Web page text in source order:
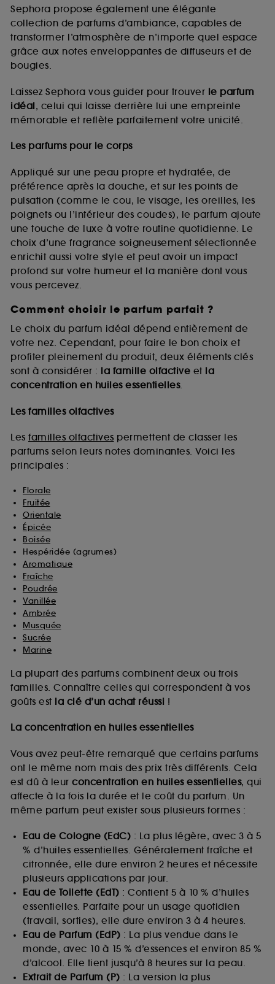
Sephora propose également une élégante
collection de parfums d’ambiance, capables de
transformer l’atmosphère de n’importe quel espace
grâce aux notes enveloppantes de diffuseurs et de
bougies.
Laissez Sephora vous guider pour trouver le parfum
idéal, celui qui laisse derrière lui une empreinte
mémorable et reflète parfaitement votre unicité.
Les parfums pour le corps
Appliqué sur une peau propre et hydratée, de
préférence après la douche, et sur les points de
pulsation (comme le cou, le visage, les oreilles, les
poignets ou l’intérieur des coudes), le parfum ajoute
une touche de luxe à votre routine quotidienne. Le
choix d’une fragrance soigneusement sélectionnée
enrichit aussi votre style et peut avoir un impact
profond sur votre humeur et la manière dont vous
vous percevez.
Comment choisir le parfum parfait ?
Le choix du parfum idéal dépend entièrement de
votre nez. Cependant, pour faire le bon choix et
profiter pleinement du produit, deux éléments clés
sont à considérer : la famille olfactive et la
concentration en huiles essentielles.
Les familles olfactives
Les familles olfactives permettent de classer les
parfums selon leurs notes dominantes. Voici les
principales :
Florale
Fruitée
Orientale
Épicée
Boisée
Hespéridée (agrumes)
Aromatique
Fraîche
Poudrée
Vanillée
Ambrée
Musquée
Sucrée
Marine
La plupart des parfums combinent deux ou trois
familles. Connaître celles qui correspondent à vos
goûts est la clé d’un achat réussi !
La concentration en huiles essentielles
Vous avez peut-être remarqué que certains parfums
ont le même nom mais des prix très différents. Cela
est dû à leur concentration en huiles essentielles, qui
affecte à la fois la durée et le coût du parfum. Un
même parfum peut exister sous plusieurs formes :
Eau de Cologne (EdC) : La plus légère, avec 3 à 5
% d’huiles essentielles. Généralement fraîche et
citronnée, elle dure environ 2 heures et nécessite
plusieurs applications par jour.
Eau de Toilette (EdT) : Contient 5 à 10 % d’huiles
essentielles. Parfaite pour un usage quotidien
(travail, sorties), elle dure environ 3 à 4 heures.
Eau de Parfum (EdP) : La plus vendue dans le
monde, avec 10 à 15 % d’essences et environ 85 %
d’alcool. Elle tient jusqu’à 8 heures sur la peau.
Extrait de Parfum (P) : La version la plus
de vous plaire via des publicités, y compris sur des
sites tiers et sur les réseaux sociaux, sur la base
des pages que vous avez consultées, de votre
navigation, et de l'historique de vos interactions.
d’en améliorer la performance.
Cookies de sécurisation des paiements en ligne :
fraudes aux moyens de paiement et les
usurpations d’identité.
Cookies fonctionnels :il s’agit de cookies
permettant l’affichage et/ou la fourniture de
certaines fonctionnalités du site, tel que les
cookies d’authentification qui sont utilisés afin de
vous faire bénéficier de l’authentification
prolongée vous permettant d’accéder à votre
compte lors de votre prochaine visite sur le site
sans saisir à nouveau votre identifiant et mot de
passe.
A l'exception des cookies techniques, le dépôt et la
lecture de ces traceurs requiert votre accord. Vous
pouvez personnaliser vos choix concernant le dépôt
de ces cookies grâce au bouton "personnaliser mes
choix" ci-dessous ou décider de "tout accepter".
Sephora pourra associer les informations de
navigation collectées par ces Cookies, pour les
collectées ou générées lors de votre activité en ligne
sur "continuer sans accepter". Voous pouvez à tout
moment choisir de retirer votrte consentement. Si vous
souhaitez obtenir plus d'information sur les cookies
utilisés, cliquez